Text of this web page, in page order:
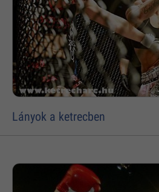
Lányok a ketrecben